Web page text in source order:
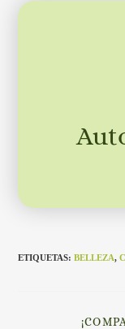
ETIQUETAS:BELLEZA,